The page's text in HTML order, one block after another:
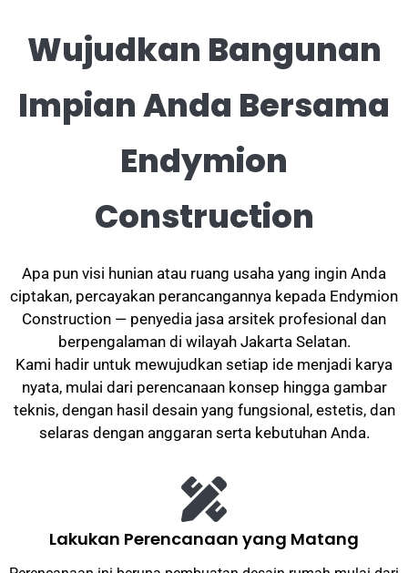
Wujudkan Bangunan
Impian Anda Bersama
Endymion
Construction
Apa pun visi hunian atau ruang usaha yang ingin Anda
ciptakan, percayakan perancangannya kepada Endymion
Construction — penyedia jasa arsitek profesional dan
berpengalaman di wilayah Jakarta Selatan.
Kami hadir untuk mewujudkan setiap ide menjadi karya
nyata, mulai dari perencanaan konsep hingga gambar
teknis, dengan hasil desain yang fungsional, estetis, dan
selaras dengan anggaran serta kebutuhan Anda.
Lakukan Perencanaan yang Matang